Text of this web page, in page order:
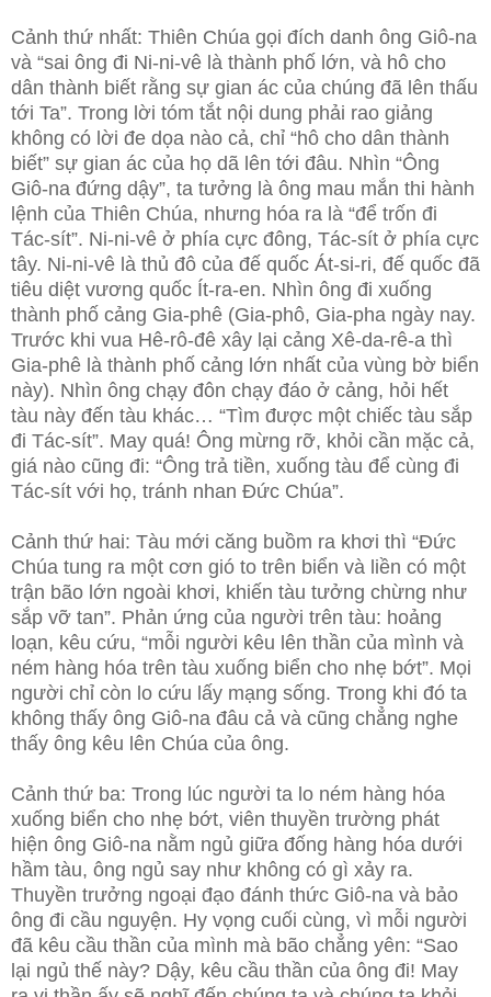
Cảnh thứ nhất: Thiên Chúa gọi đích danh ông Giô-na
và “sai ông đi Ni-ni-vê là thành phố lớn, và hô cho
dân thành biết rằng sự gian ác của chúng đã lên thấu
tới Ta”. Trong lời tóm tắt nội dung phải rao giảng
không có lời đe dọa nào cả, chỉ “hô cho dân thành
biết” sự gian ác của họ dã lên tới đâu. Nhìn “Ông
Giô-na đứng dậy”, ta tưởng là ông mau mắn thi hành
lệnh của Thiên Chúa, nhưng hóa ra là “để trốn đi
Tác-sít”. Ni-ni-vê ở phía cực đông, Tác-sít ở phía cực
tây. Ni-ni-vê là thủ đô của đế quốc Át-si-ri, đế quốc đã
tiêu diệt vương quốc Ít-ra-en. Nhìn ông đi xuống
thành phố cảng Gia-phê (Gia-phô, Gia-pha ngày nay.
Trước khi vua Hê-rô-đê xây lại cảng Xê-da-rê-a thì
Gia-phê là thành phố cảng lớn nhất của vùng bờ biển
này). Nhìn ông chạy đôn chạy đáo ở cảng, hỏi hết
tàu này đến tàu khác… “Tìm được một chiếc tàu sắp
đi Tác-sít”. May quá! Ông mừng rỡ, khỏi cần mặc cả,
giá nào cũng đi: “Ông trả tiền, xuống tàu để cùng đi
Tác-sít với họ, tránh nhan Đức Chúa”.
Cảnh thứ hai: Tàu mới căng buồm ra khơi thì “Đức
Chúa tung ra một cơn gió to trên biển và liền có một
trận bão lớn ngoài khơi, khiến tàu tưởng chừng như
sắp vỡ tan”. Phản ứng của người trên tàu: hoảng
loạn, kêu cứu, “mỗi người kêu lên thần của mình và
ném hàng hóa trên tàu xuống biển cho nhẹ bớt”. Mọi
người chỉ còn lo cứu lấy mạng sống. Trong khi đó ta
không thấy ông Giô-na đâu cả và cũng chẳng nghe
thấy ông kêu lên Chúa của ông.
Cảnh thứ ba: Trong lúc người ta lo ném hàng hóa
xuống biển cho nhẹ bớt, viên thuyền trường phát
hiện ông Giô-na nằm ngủ giữa đống hàng hóa dưới
hầm tàu, ông ngủ say như không có gì xảy ra.
Thuyền trưởng ngoại đạo đánh thức Giô-na và bảo
ông đi cầu nguyện. Hy vọng cuối cùng, vì mỗi người
đã kêu cầu thần của mình mà bão chẳng yên: “Sao
lại ngủ thế này? Dậy, kêu cầu thần của ông đi! May